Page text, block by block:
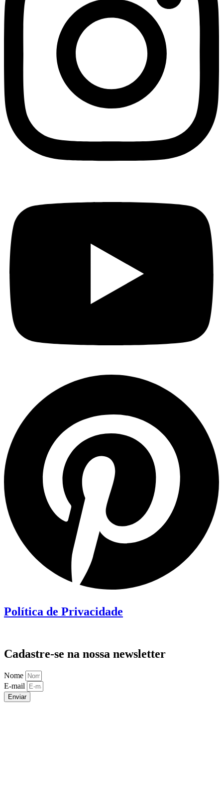
Política de Privacidade
Cadastre-se na nossa newsletter
Nome
E-mail
Enviar